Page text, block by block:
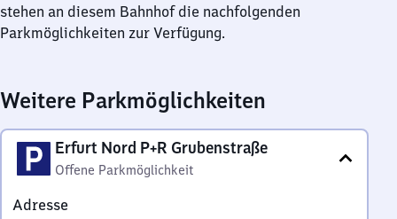
stehen an diesem Bahnhof die nachfolgenden
Parkmöglichkeiten zur Verfügung.
Weitere Parkmöglichkeiten
Erfurt Nord P+R Grubenstraße
Offene Parkmöglichkeit
Adresse